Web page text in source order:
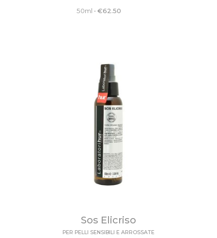
50ml • €62.50
Sos Elicriso
PER PELLI SENSIBILI E ARROSSATE